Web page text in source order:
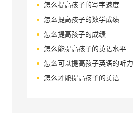
怎么提高孩子的写字速度
怎么提高孩子的数学成绩
怎么提高孩子的成绩
怎么能提高孩子的英语水平
怎么可以提高孩子英语的听力
怎么才能提高孩子的英语